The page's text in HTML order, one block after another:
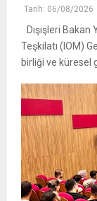
Tarih: 06/08/2026
Dışişleri Bakan
Teşkilatı (IOM)
birliği ve küresel